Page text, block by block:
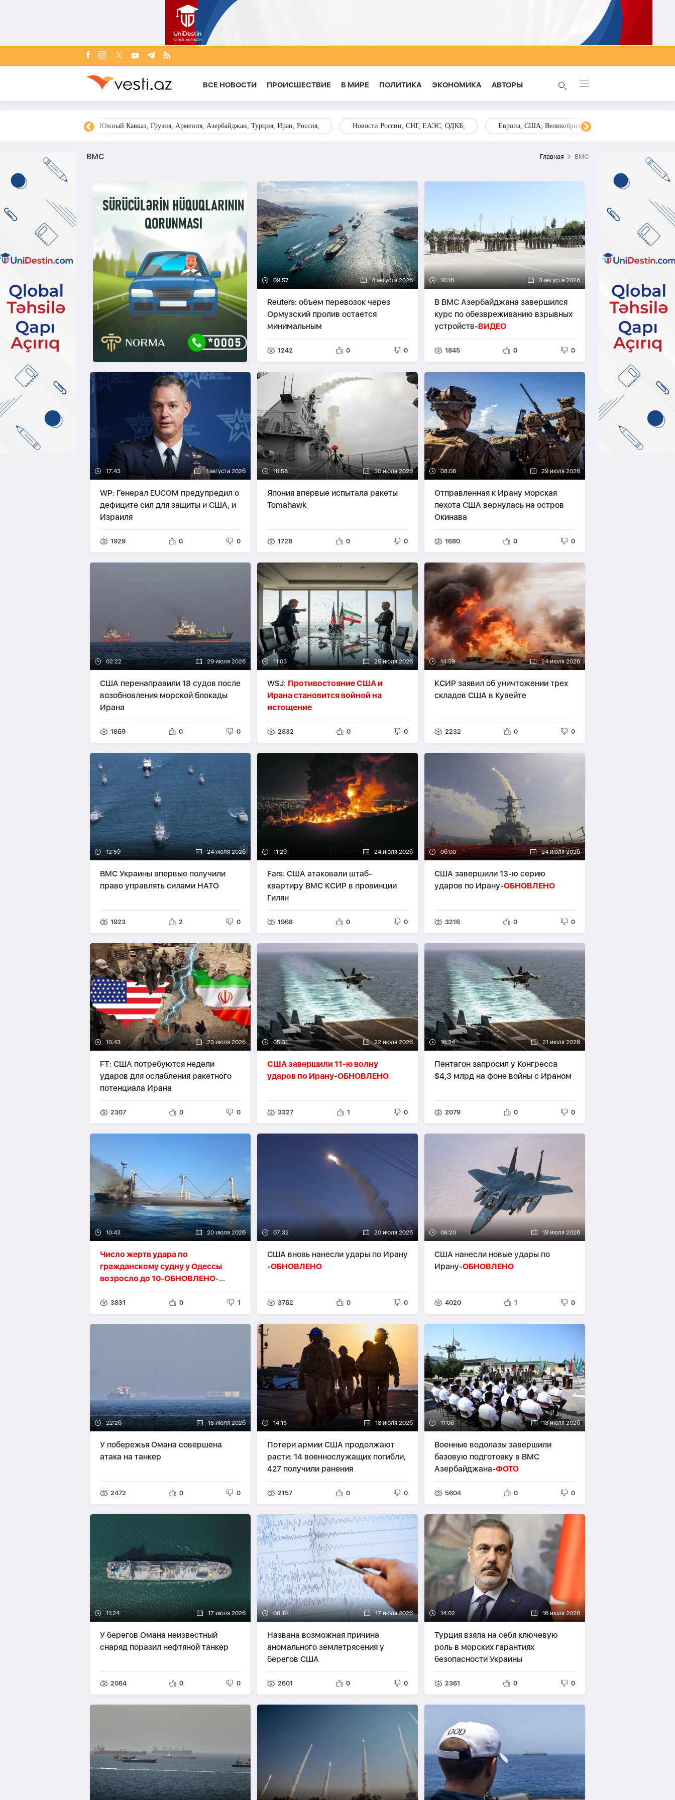
ВСЕ НОВОСТИ ПРОИСШЕСТВИЕ В МИРЕ ПОЛИТИКА ЭКОНОМИКА AВТОРЫ
Южный Кавказ, Грузия, Армения, Азербайджан, Турция, Иран, Россия, Новости России, СНГ, ЕАЭС, ОДКБ, Европа, США, Великобритания, Украина, Запад,
ВМС Главная ВМС
09:57 4 августа 2026
Reuters: объем перевозок через
Ормузский пролив остается
минимальным
1242 0 0
10:16 3 августа 2026
В ВМС Азербайджана завершился
курс по обезвреживанию взрывных
устройств-ВИДЕО
1845 0 0
17:43 1 августа 2026
WP: Генерал EUCOM предупредил о
дефиците сил для защиты и США, и
Израиля
1929 0 0
16:58 30 июля 2026
Япония впервые испытала ракеты
Tomahawk
1728 0 0
08:08 29 июля 2026
Отправленная к Ирану морская
пехота США вернулась на остров
Окинава
1680 0 0
02:22 29 июля 2026
США перенаправили 18 судов после
возобновления морской блокады
Ирана
1869 0 0
11:03 25 июля 2026
WSJ: Противостояние США и
Ирана становится войной на
истощение
2832 0 0
14:59 24 июля 2026
КСИР заявил об уничтожении трех
складов США в Кувейте
2232 0 0
12:59 24 июля 2026
ВМС Украины впервые получили
право управлять силами НАТО
1923 2 0
11:29 24 июля 2026
Fars: США атаковали штаб-
квартиру ВМС КСИР в провинции
Гилян
1968 0 0
06:00 24 июля 2026
США завершили 13-ю серию
ударов по Ирану-ОБНОВЛЕНО
3216 0 0
10:43 23 июля 2026
FT: США потребуются недели
ударов для ослабления ракетного
потенциала Ирана
2307 0 0
05:31 22 июля 2026
США завершили 11-ю волну
ударов по Ирану-ОБНОВЛЕНО
3327 1 0
16:24 21 июля 2026
Пентагон запросил у Конгресса
$4,3 млрд на фоне войны с Ираном
2079 0 0
10:43 20 июля 2026
Число жертв удара по
гражданскому судну у Одессы
возросло до 10-ОБНОВЛЕНО-
ВИДЕО
3831 0 1
07:32 20 июля 2026
США вновь нанесли удары по Ирану
-ОБНОВЛЕНО
3762 0 0
08:20 19 июля 2026
США нанесли новые удары по
Ирану-ОБНОВЛЕНО
4020 1 0
22:26 18 июля 2026
У побережья Омана совершена
атака на танкер
2472 0 0
14:13 18 июля 2026
Потери армии США продолжают
расти: 14 военнослужащих погибли,
427 получили ранения
2157 0 0
11:06 18 июля 2026
Военные водолазы завершили
базовую подготовку в ВМС
Азербайджана-ФОТО
5604 0 0
11:24 17 июля 2026
У берегов Омана неизвестный
снаряд поразил нефтяной танкер
2064 0 0
08:19 17 июля 2026
Названа возможная причина
аномального землетрясения у
берегов США
2601 0 0
14:02 16 июля 2026
Турция взяла на себя ключевую
роль в морских гарантиях
безопасности Украины
2361 0 0